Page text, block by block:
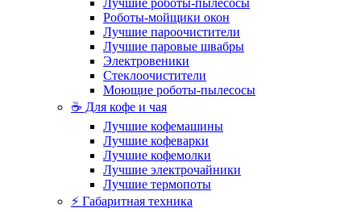
Роботы-мойщики окон
Лучшие пароочистители
Лучшие паровые швабры
Электровеники
Стеклоочистители
Моющие роботы-пылесосы
☕ Для кофе и чая
Лучшие кофемашины
Лучшие кофеварки
Лучшие кофемолки
Лучшие электрочайники
Лучшие термопоты
⚡ Габаритная техника